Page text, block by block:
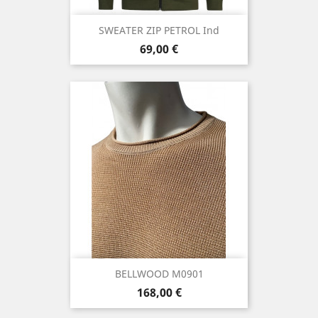
SWEATER ZIP PETROL Ind
Prix
69,00 €
BELLWOOD M0901
Prix
168,00 €